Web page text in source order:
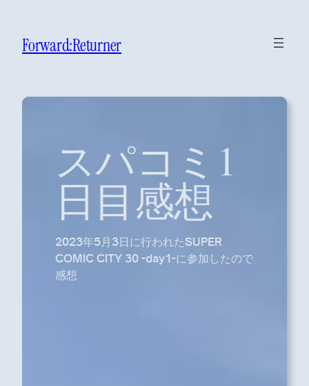
Forward:Returner
スパコミ1
日目感想
2023年5月3日に行われたSUPER
COMIC CITY 30 -day1-に参加したので
感想